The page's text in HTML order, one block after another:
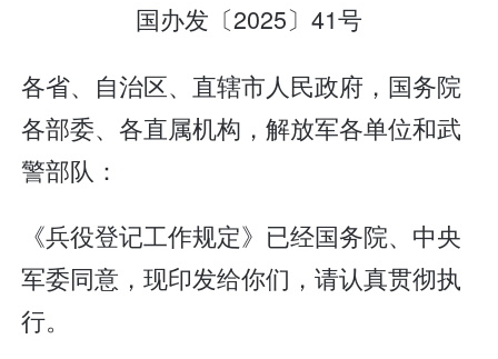
国办发〔2025〕41号
各省、自治区、直辖市人民政府，国务院
各部委、各直属机构，解放军各单位和武
警部队：
《兵役登记工作规定》已经国务院、中央
军委同意，现印发给你们，请认真贯彻执
行。